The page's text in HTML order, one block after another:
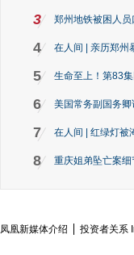
3 郑州地铁被困人
4 在人间 | 亲历郑州
5 生命至上！第83
6 美国常务副国务
7 在人间 | 红绿灯被
8 重庆姐弟坠亡案
凤凰新媒体介绍 投资者关系